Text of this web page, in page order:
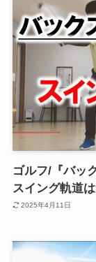
ゴルフ/『バッ
スイング軌道
2025年4月11日